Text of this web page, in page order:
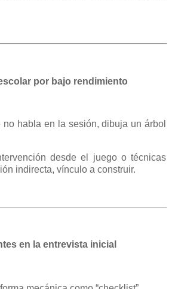
por bajo rendimiento
habla en la sesión, dibuja un árbol
desde el juego o técnicas
indirecta, vínculo a construir.
en la entrevista inicial